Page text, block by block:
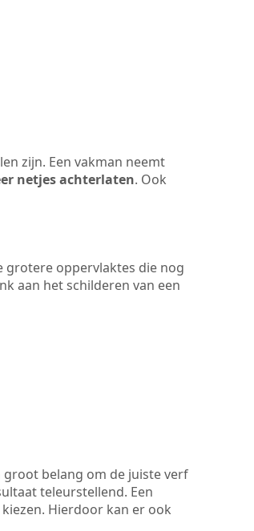
zijn. Een vakman neemt
netjes achterlaten. Ook
grotere oppervlaktes die nog
aan het schilderen van een
groot belang om de juiste verf
teleurstellend. Een
Hierdoor kan er ook